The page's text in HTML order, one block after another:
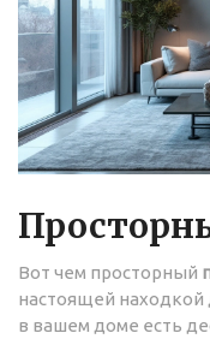
Вот чем просторный
настоящей находкой
в вашем доме есть